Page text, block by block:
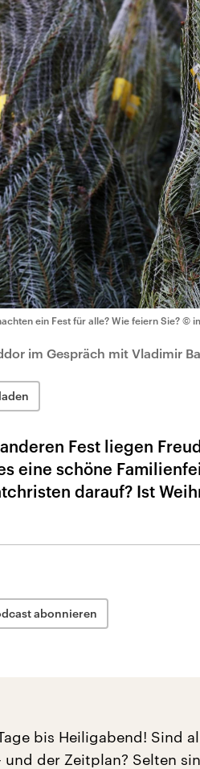
ein Fest für alle? Wie feiern Sie? ©
im Gespräch mit Vladimir
Fest liegen
eine schöne
darauf? Ist
abonnieren
bis Heiligabend! Sind
und der Zeitplan? Selten